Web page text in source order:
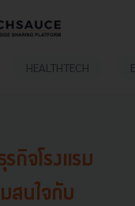
HEALTHTECH
กิจโรงแรม
สนใจกับ